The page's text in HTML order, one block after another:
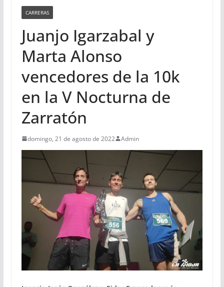
CARRERAS
Juanjo Igarzabal y
Marta Alonso
vencedores de la 10k
en la V Nocturna de
Zarratón
domingo, 21 de agosto de 2022 Admin